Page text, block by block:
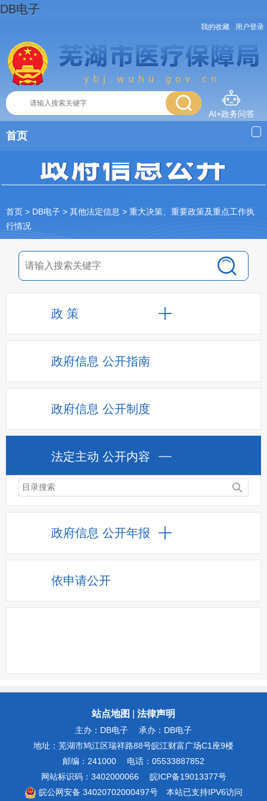
DB电子
我的收藏 用户登录
AI+政务问答
首页
首页 > DB电子 > 其他法定信息 > 重大决策、重要政策及重点工作执
行情况
政 策
政府信息 公开指南
政府信息 公开制度
法定主动 公开内容
政府信息 公开年报
依申请公开
站点地图 法律声明
主办：DB电子
承办：DB电子
地址：芜湖市鸠江区瑞祥路88号皖江财富广场C1座9楼
邮编：241000
电话：05533887852
网站标识码：3402000066
皖ICP备19013377号
皖公网安备 34020702000497号
本站已支持IPV6访问